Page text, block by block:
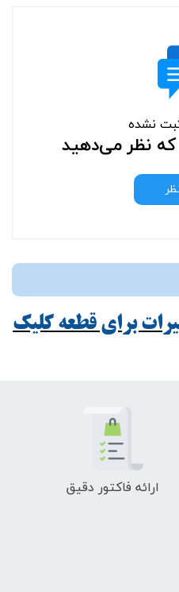
نشده
که نظر می‌دهید
برای قطعه کلیک
ارائه فاکتور دقیق